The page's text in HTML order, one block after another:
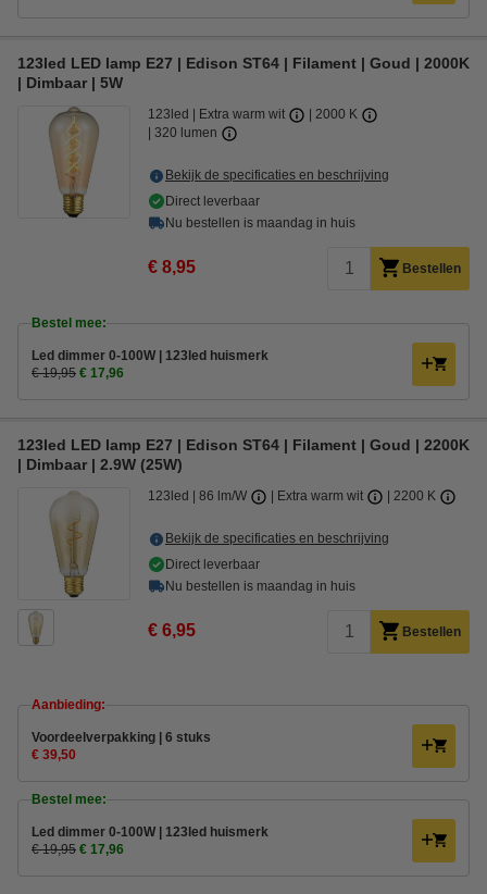
123led LED lamp E27 | Edison ST64 | Filament | Goud | 2000K
| Dimbaar | 5W
123led Extra warm wit
2000 K
320 lumen
Bekijk de specificaties en beschrijving
Direct leverbaar
Nu bestellen is maandag in huis
€ 8,95 Bestellen
Bestel mee:
Led dimmer 0-100W | 123led huismerk
€ 19,95 € 17,96
123led LED lamp E27 | Edison ST64 | Filament | Goud | 2200K
| Dimbaar | 2.9W (25W)
123led 86 lm/W Extra warm wit 2200 K
Bekijk de specificaties en beschrijving
Direct leverbaar
Nu bestellen is maandag in huis
€ 6,95 Bestellen
Aanbieding:
Voordeelverpakking | 6 stuks
€ 39,50
Bestel mee:
Led dimmer 0-100W | 123led huismerk
€ 19,95 € 17,96